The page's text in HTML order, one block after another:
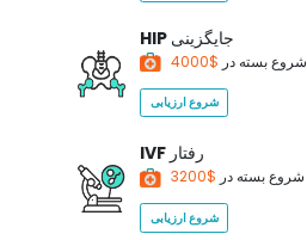
HIP جایگزینی
شروع بسته در
شروع ارزیابی
IVF رفتار
شروع بسته در
شروع ارزیابی